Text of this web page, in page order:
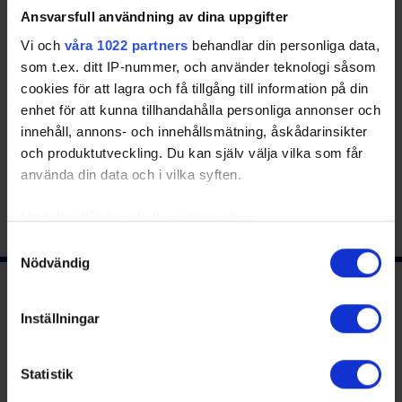
Ansvarsfull användning av dina uppgifter
Vi och våra 1022 partners behandlar din personliga data,
som t.ex. ditt IP-nummer, och använder teknologi såsom
cookies för att lagra och få tillgång till information på din
enhet för att kunna tillhandahålla personliga annonser och
innehåll, annons- och innehållsmätning, åskådarinsikter
och produktutveckling. Du kan själv välja vilka som får
använda din data och i vilka syften.
Med din tillåtelse skulle vi även vilja:
som kan ha en noggrannhet på upp till flera meter
Ta reda på mer om hur dina personliga uppgifter
Du kan ändra eller dra tillbaka ditt samtycke när som
Nödvändig
Inställningar
Statistik
30 – Tävling 40 –
60 – Disciplin 70 –
Anläggning 80 – Föreningsutveckling
Märkning (obligatoriskt)
KS + Aktivitet + namn.